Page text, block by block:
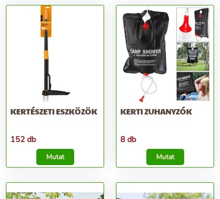
KERTÉSZETI ESZKÖZÖK
152 db
Mutat
KERTI ZUHANYZÓK
8 db
Mutat